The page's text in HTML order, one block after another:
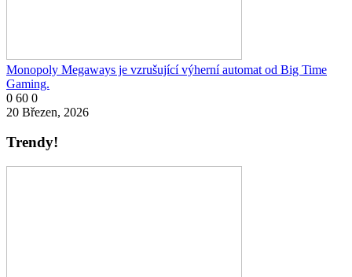
Monopoly Megaways je vzrušující výherní automat od Big Time
Gaming.
0 60 0
20 Březen, 2026
Trendy!